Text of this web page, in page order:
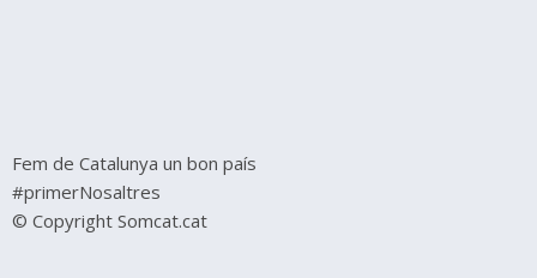
Fem de Catalunya un bon país
#primerNosaltres
© Copyright Somcat.cat